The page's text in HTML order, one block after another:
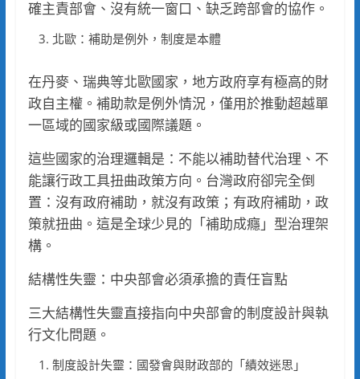
確主責部會、沒有統一窗口、缺乏跨部會的協作。
北歐：補助是例外，制度是本體
在丹麥、瑞典等北歐國家，地方政府享有極高的財
政自主權。補助款是例外情況，僅用於推動超越單
一區域的國家級或國際議題。
這些國家的治理邏輯是：不能以補助替代治理、不
能讓行政工具扭曲政策方向。台灣政府卻完全倒
置：沒有政府補助，就沒有政策；有政府補助，政
策就扭曲。這是全球少見的「補助成癮」型治理架
構。
結構性失靈：中央部會必須承擔的責任盲點
三大結構性失靈直接指向中央部會的制度設計與執
行文化問題。
制度設計失靈：國發會與財政部的「績效迷思」